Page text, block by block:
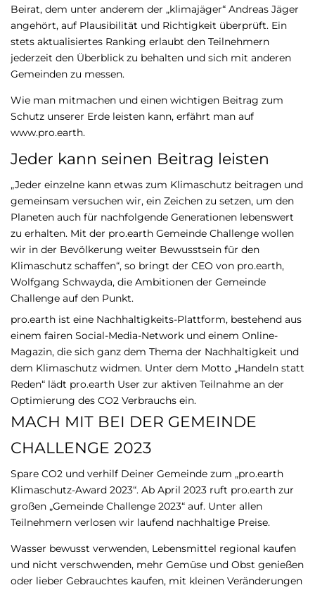
Beirat, dem unter anderem der „klimajäger“ Andreas Jäger
angehört, auf Plausibilität und Richtigkeit überprüft. Ein
stets aktualisiertes Ranking erlaubt den Teilnehmern
jederzeit den Überblick zu behalten und sich mit anderen
Gemeinden zu messen.
Wie man mitmachen und einen wichtigen Beitrag zum
Schutz unserer Erde leisten kann, erfährt man auf
www.pro.earth.
Jeder kann seinen Beitrag leisten
„Jeder einzelne kann etwas zum Klimaschutz beitragen und
gemeinsam versuchen wir, ein Zeichen zu setzen, um den
Planeten auch für nachfolgende Generationen lebenswert
zu erhalten. Mit der pro.earth Gemeinde Challenge wollen
wir in der Bevölkerung weiter Bewusstsein für den
Klimaschutz schaffen“, so bringt der CEO von pro.earth,
Wolfgang Schwayda, die Ambitionen der Gemeinde
Challenge auf den Punkt.
pro.earth ist eine Nachhaltigkeits-Plattform, bestehend aus
einem fairen Social-Media-Network und einem Online-
Magazin, die sich ganz dem Thema der Nachhaltigkeit und
dem Klimaschutz widmen. Unter dem Motto „Handeln statt
Reden“ lädt pro.earth User zur aktiven Teilnahme an der
Optimierung des CO2 Verbrauchs ein.
MACH MIT BEI DER GEMEINDE
CHALLENGE 2023
Spare CO2 und verhilf Deiner Gemeinde zum „pro.earth
Klimaschutz-Award 2023“. Ab April 2023 ruft pro.earth zur
großen „Gemeinde Challenge 2023“ auf. Unter allen
Teilnehmern verlosen wir laufend nachhaltige Preise.
Wasser bewusst verwenden, Lebensmittel regional kaufen
und nicht verschwenden, mehr Gemüse und Obst genießen
oder lieber Gebrauchtes kaufen, mit kleinen Veränderungen